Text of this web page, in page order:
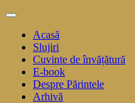
Sari
conținut
Meniu
principalAcasă
Slujiri
Cuvinte de învățătură
E-book
Despre Părintele
Arhivă